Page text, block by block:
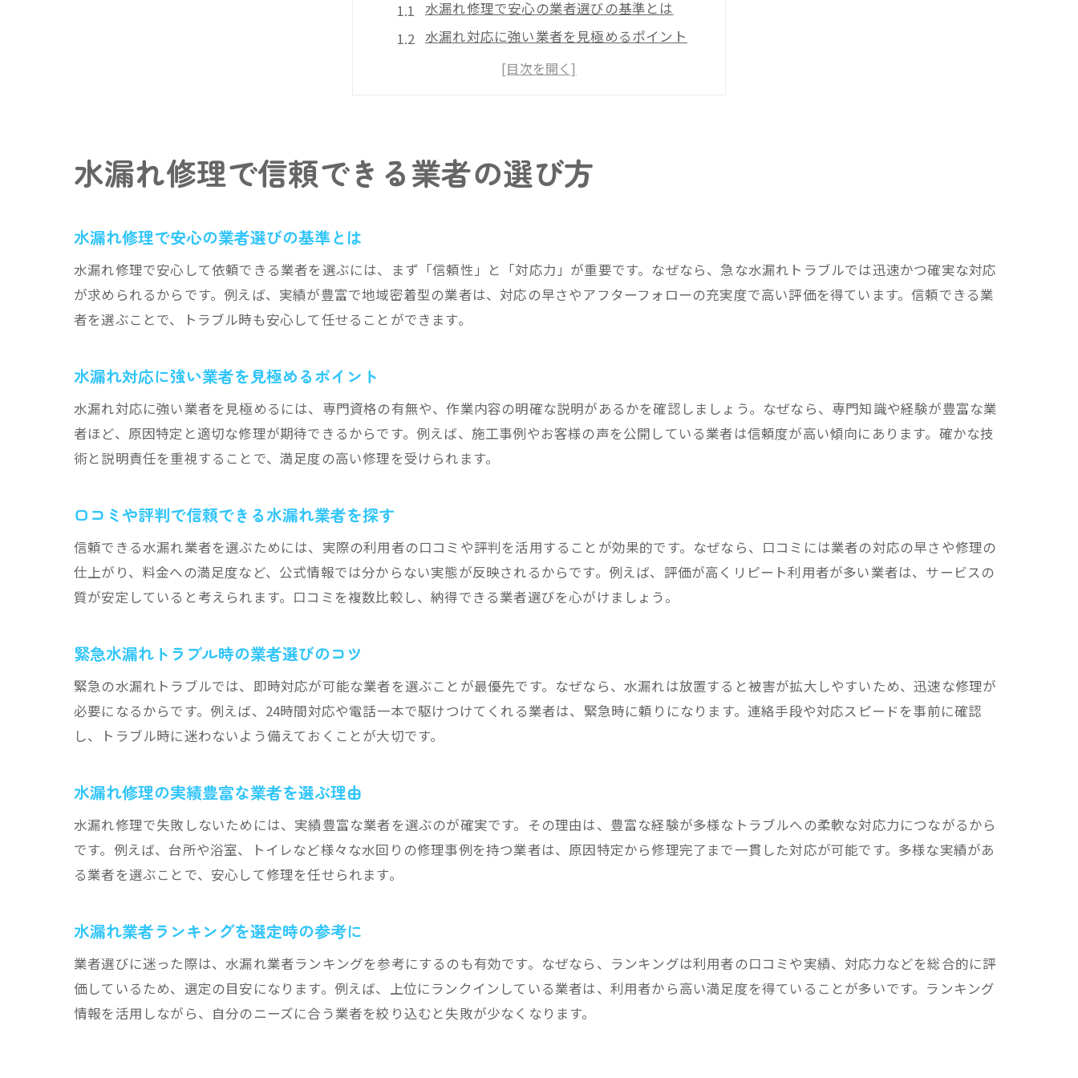
水漏れ修理で安心の業者選びの基準とは
水漏れ対応に強い業者を見極めるポイント
口コミや評判で信頼できる水漏れ業者を探す
口コミが語る水漏れ業者の実力とは
実際の水漏れ体験談から学ぶ業者選び
水漏れ口コミを活用した業者比較の方法
水漏れ業者おすすめ理由を口コミで検証
水漏れ修理の費用相場と内訳を徹底解説
水漏れ調査費用の目安と業者選びの注意点
水漏れ対応の見積もりで確認すべき項目
相場を知って水漏れ修理の費用を抑える
業者選びで失敗しないための注意点
水漏れ修理業者選びで避けたい落とし穴
急ぎの水漏れ修理依頼で注意すべき点
水漏れおすすめ業者の選び方と注意点
水漏れ修理依頼時のトラブル事例に学ぶ
ぼったくり水道業者に注意して水漏れ対策
水漏れトラブル時に怪しい業者を避けるコツ
水漏れ修理はどこに頼むべきか徹底比較
水漏れ修理の依頼先ごとに特徴を比較
水漏れおすすめ業者と一般業者の違い
水漏れ修理で信頼できる業者の選び方
水漏れ修理で安心の業者選びの基準とは
水漏れ修理で安心して依頼できる業者を選ぶには、まず「信頼性」と「対応力」が重要です。なぜなら、急な水漏れトラブルでは迅速かつ確実な対応
が求められるからです。例えば、実績が豊富で地域密着型の業者は、対応の早さやアフターフォローの充実度で高い評価を得ています。信頼できる業
者を選ぶことで、トラブル時も安心して任せることができます。
水漏れ対応に強い業者を見極めるポイント
水漏れ対応に強い業者を見極めるには、専門資格の有無や、作業内容の明確な説明があるかを確認しましょう。なぜなら、専門知識や経験が豊富な業
者ほど、原因特定と適切な修理が期待できるからです。例えば、施工事例やお客様の声を公開している業者は信頼度が高い傾向にあります。確かな技
術と説明責任を重視することで、満足度の高い修理を受けられます。
口コミや評判で信頼できる水漏れ業者を探す
信頼できる水漏れ業者を選ぶためには、実際の利用者の口コミや評判を活用することが効果的です。なぜなら、口コミには業者の対応の早さや修理の
仕上がり、料金への満足度など、公式情報では分からない実態が反映されるからです。例えば、評価が高くリピート利用者が多い業者は、サービスの
質が安定していると考えられます。口コミを複数比較し、納得できる業者選びを心がけましょう。
緊急水漏れトラブル時の業者選びのコツ
緊急の水漏れトラブルでは、即時対応が可能な業者を選ぶことが最優先です。なぜなら、水漏れは放置すると被害が拡大しやすいため、迅速な修理が
必要になるからです。例えば、24時間対応や電話一本で駆けつけてくれる業者は、緊急時に頼りになります。連絡手段や対応スピードを事前に確認
し、トラブル時に迷わないよう備えておくことが大切です。
水漏れ修理の実績豊富な業者を選ぶ理由
水漏れ修理で失敗しないためには、実績豊富な業者を選ぶのが確実です。その理由は、豊富な経験が多様なトラブルへの柔軟な対応力につながるから
です。例えば、台所や浴室、トイレなど様々な水回りの修理事例を持つ業者は、原因特定から修理完了まで一貫した対応が可能です。多様な実績があ
る業者を選ぶことで、安心して修理を任せられます。
水漏れ業者ランキングを選定時の参考に
業者選びに迷った際は、水漏れ業者ランキングを参考にするのも有効です。なぜなら、ランキングは利用者の口コミや実績、対応力などを総合的に評
価しているため、選定の目安になります。例えば、上位にランクインしている業者は、利用者から高い満足度を得ていることが多いです。ランキング
情報を活用しながら、自分のニーズに合う業者を絞り込むと失敗が少なくなります。